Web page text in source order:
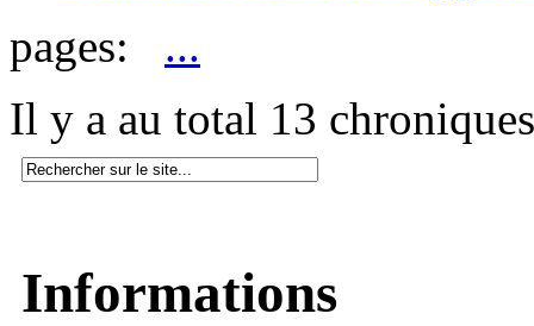
pages: ...
Il y a au total 13 chroniques
Informations